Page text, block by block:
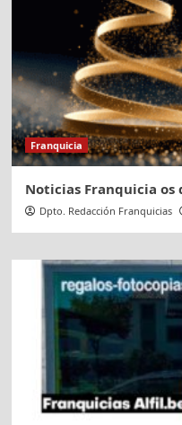
Franquicia
Noticias Franquicia os
Dpto. Redacción Franquicias